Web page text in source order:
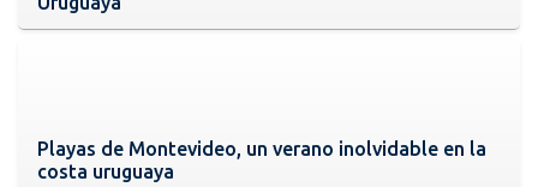
Playas de Montevideo, un verano inolvidable en la
costa uruguaya